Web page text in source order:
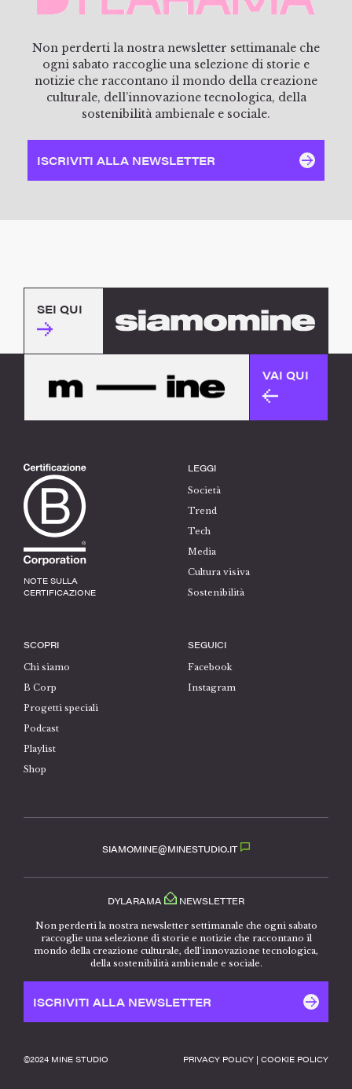
Non perderti la nostra newsletter settimanale che
ogni sabato raccoglie una selezione di storie e
notizie che raccontano il mondo della creazione
culturale, dell’innovazione tecnologica, della
sostenibilità ambienale e sociale.
ISCRIVITI ALLA NEWSLETTER
SEI QUI
VAI QUI
NOTE SULLA
CERTIFICAZIONE
LEGGI
Società
Trend
Tech
Media
Cultura visiva
Sostenibilità
SCOPRI
Chi siamo
B Corp
Progetti speciali
Podcast
Playlist
Shop
SEGUICI
Facebook
Instagram
SIAMOMINE@MINESTUDIO.IT
DYLARAMA NEWSLETTER
Non perderti la nostra newsletter settimanale che ogni sabato
raccoglie una selezione di storie e notizie che raccontano il
mondo della creazione culturale, dell’innovazione tecnologica,
della sostenibilità ambienale e sociale.
ISCRIVITI ALLA NEWSLETTER
©️2024 MINE STUDIO PRIVACY POLICY | COOKIE POLICY